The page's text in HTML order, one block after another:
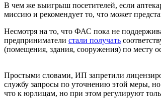
В чем же выигрыш посетителей, если
миссию и рекомендует то, что может
Несмотря на то, что ФАС пока не
предприниматели стали получать
(помещения, здания, сооружения) по месту
Простыми словами, ИП запретили
службу запросы по уточнению этой меры,
что к юрлицам, но при этом регулируют